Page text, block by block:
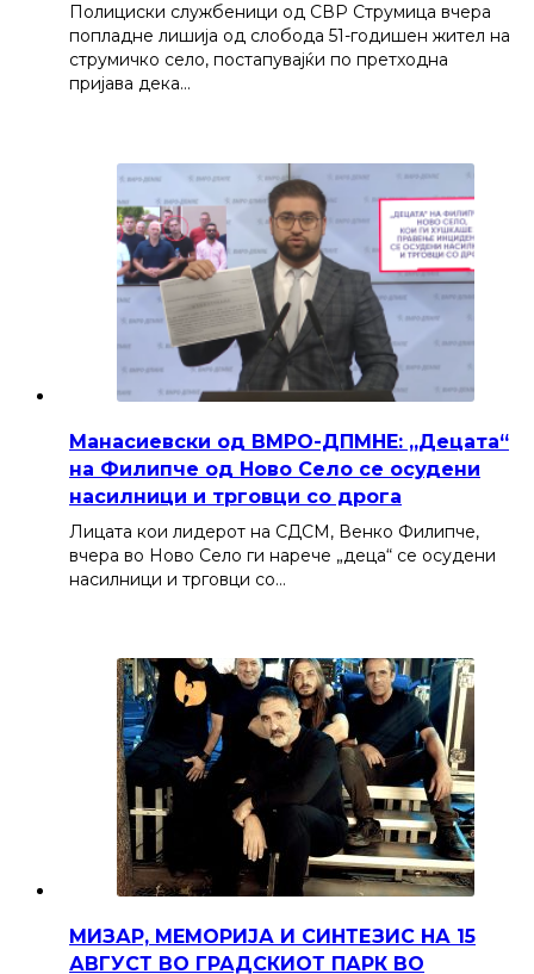
Полициски службеници од СВР Струмица вчера
попладне лишија од слобода 51-годишен жител на
струмичко село, постапувајќи по претходна
пријава дека…
Манасиевски од ВМРО-ДПМНЕ: „Децата“
на Филипче од Ново Село се осудени
насилници и трговци со дрога
Лицата кои лидерот на СДСМ, Венко Филипче,
вчера во Ново Село ги нарече „деца“ се осудени
насилници и трговци со…
МИЗАР, МЕМОРИЈА И СИНТЕЗИС НА 15
АВГУСТ ВО ГРАДСКИОТ ПАРК ВО